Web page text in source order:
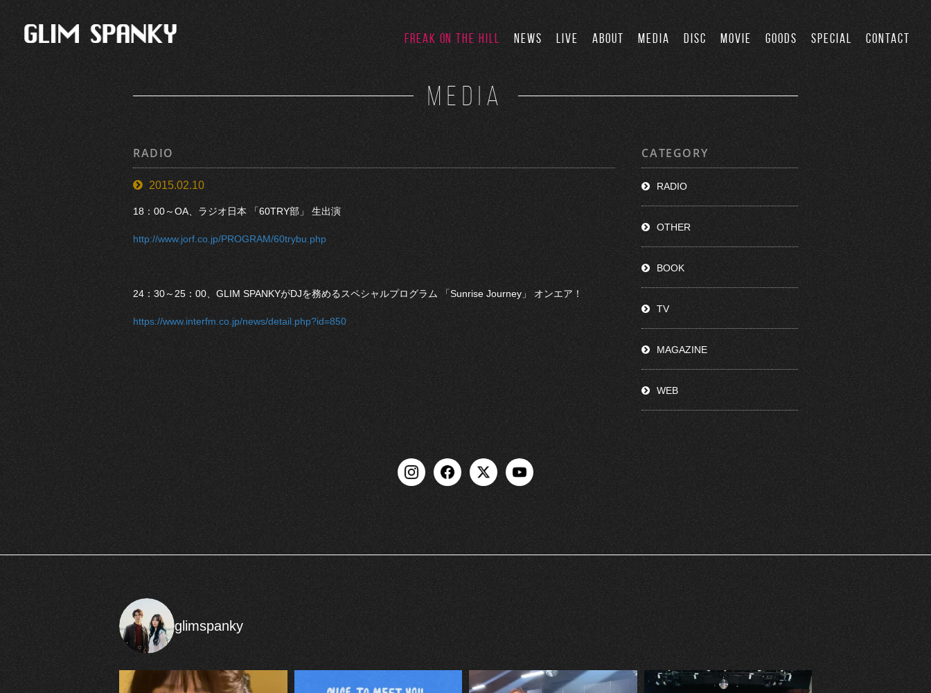
FREAK ON THE HILL NEWS LIVE ABOUT MEDIA DISC MOVIE GOODS SPECIAL CONTACT
MEDIA
RADIO
2015.02.10
18：00～OA、ラジオ日本 「60TRY部」 生出演
http://www.jorf.co.jp/PROGRAM/60trybu.php
24：30～25：00、GLIM SPANKYがDJを務めるスペシャルプログラム 「Sunrise Journey」 オンエア！
https://www.interfm.co.jp/news/detail.php?id=850
CATEGORY
RADIO
OTHER
BOOK
TV
MAGAZINE
WEB
glimspanky